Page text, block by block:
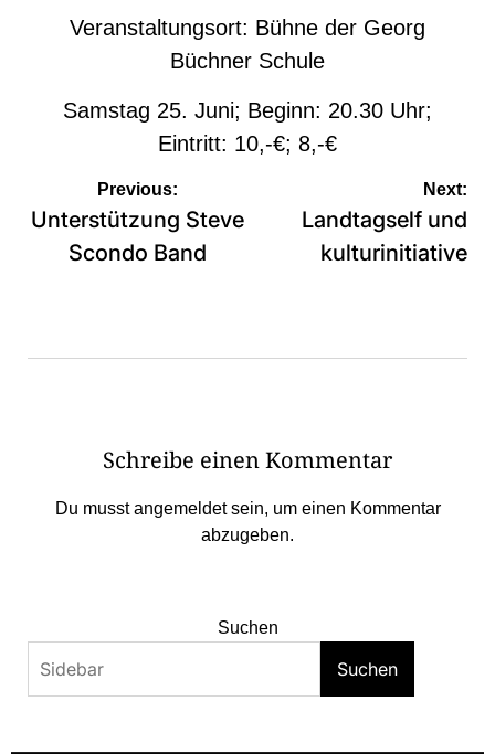
Veranstaltungsort: Bühne der Georg
Büchner Schule
Samstag 25. Juni; Beginn: 20.30 Uhr;
Eintritt: 10,-€; 8,-€
Beitragsnavigation
Previous:
Unterstützung Steve
Scondo Band
Next:
Landtagself und
kulturinitiative
Schreibe einen Kommentar
Du musstangemeldetsein, um einen Kommentar
abzugeben.
Suchen
Suchen